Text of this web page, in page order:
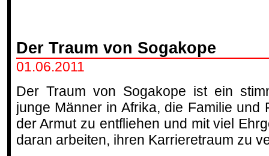
Der Traum von Sogakope
01.06.2011
Der Traum von Sogakope ist ein
junge Männer in Afrika, die Familie und
der Armut zu entfliehen und mit viel
daran arbeiten, ihren Karrieretraum zu